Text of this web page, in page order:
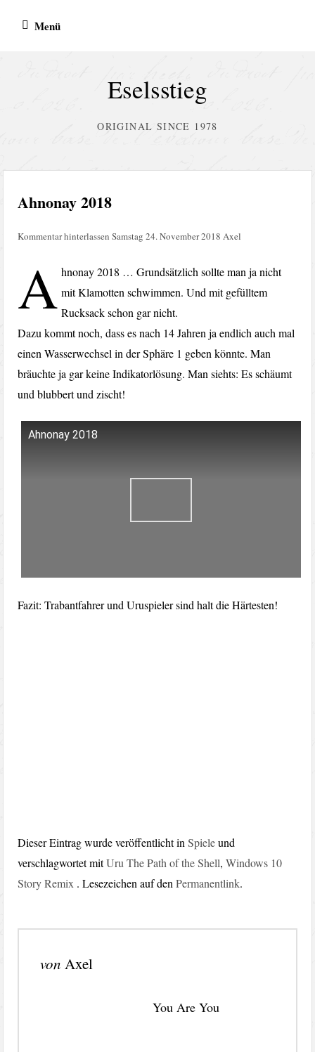
Inhalt Menü
Eselsstieg
ORIGINAL SINCE 1978
Ahnonay 2018
Kommentar hinterlassen Samstag 24. November 2018 Axel
A hnonay 2018 … Grundsätzlich sollte man ja nicht
mit Klamotten schwimmen. Und mit gefülltem
Rucksack schon gar nicht.
Dazu kommt noch, dass es nach 14 Jahren ja endlich auch mal
einen Wasserwechsel in der Sphäre 1 geben könnte. Man
bräuchte ja gar keine Indikatorlösung. Man siehts: Es schäumt
und blubbert und zischt!
Ahnonay 2018
Fazit: Trabantfahrer und Uruspieler sind halt die Härtesten!
Dieser Eintrag wurde veröffentlicht inSpieleund
verschlagwortet mitUru The Path of the Shell,Windows 10
Story Remix . Lesezeichen auf denPermanentlink.
vonAxel
You Are You